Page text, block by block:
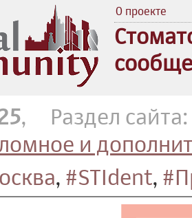
О проекте
, Раздел сайта:
и
, #STIdent,